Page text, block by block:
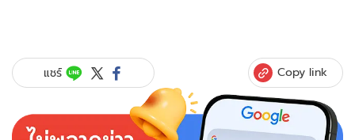
แชร์ Copy link